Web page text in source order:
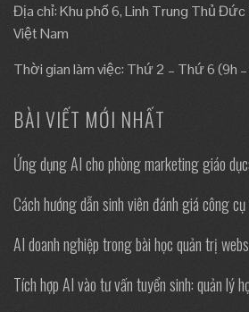
Địa chỉ: Khu phố 6, Linh Trung Thủ Đức
Việt Nam
Thời gian làm việc: Thứ 2 – Thứ 6 (9h
BÀI VIẾT MỚI NHẤT
Ứng dụng AI cho phòng marketing giáo
Cách hướng dẫn sinh viên đánh giá công
AI doanh nghiệp trong bài học quản trị
Tích hợp AI vào tư vấn tuyển sinh: quản lý